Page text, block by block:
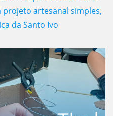
projeto artesanal simples,
da Santo Ivo